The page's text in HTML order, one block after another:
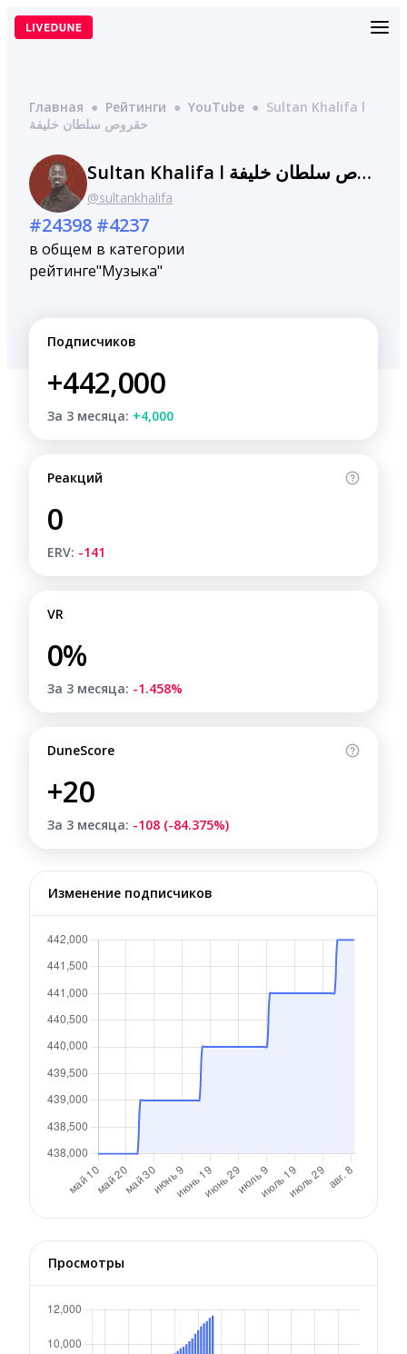
Перейти
Главная ● Рейтинги ● YouTube ● Sultan Khalifa l
حقروص سلطان خليفة
Sultan Khalifa l حقروص سلطان خليفة
@sultankhalifa
#24398
в общем
рейтинге
#4237
в категории
"Музыка"
Подписчиков
+442,000
За 3 месяца: +4,000
Реакций
0
ERV: -141
VR
0%
За 3 месяца: -1.458%
DuneScore
+20
За 3 месяца: -108 (-84.375%)
Изменение подписчиков
Просмотры